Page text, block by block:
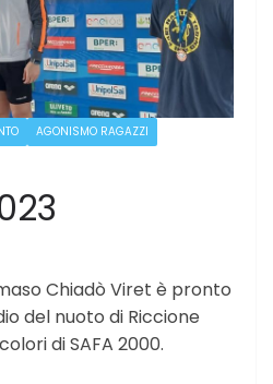
AGONISMO RAGAZZI
Chiadò Viret è pronto
del nuoto di Riccione
di SAFA 2000.